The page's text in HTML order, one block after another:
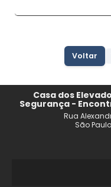
Voltar
Casa dos
Segurança -
Rua
São